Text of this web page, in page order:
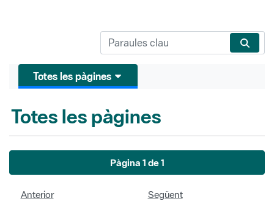
Totes les pàgines
Totes les pàgines
Pàgina 1 de 1
Anterior Següent